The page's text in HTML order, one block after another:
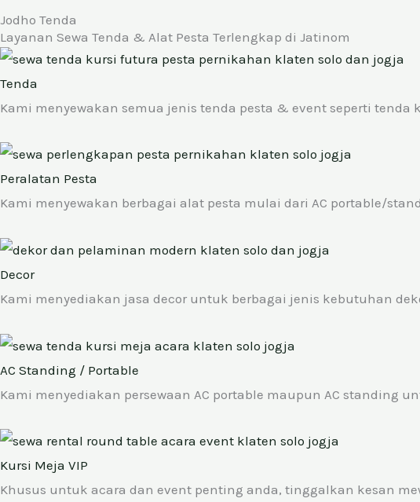
Jodho Tenda
Layanan Sewa Tenda & Alat Pesta Terlengkap di Jatinom
Tenda
Kami menyewakan semua jenis tenda pesta & event seperti tenda
Peralatan Pesta
Kami menyewakan berbagai alat pesta mulai dari AC portable/
Decor
Kami menyediakan jasa decor untuk berbagai jenis kebutuhan
AC Standing / Portable
Kami menyediakan persewaan AC portable maupun AC standing
Kursi Meja VIP
Khusus untuk acara dan event penting anda, tinggalkan kesan